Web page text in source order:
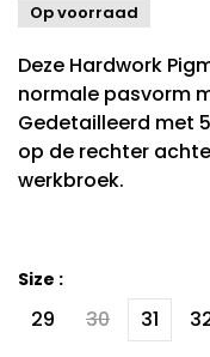
Op voorraad
Deze Hardwork
normale pasvorm
Gedetailleerd met
op de rechter
werkbroek.
Size :
29 30 31